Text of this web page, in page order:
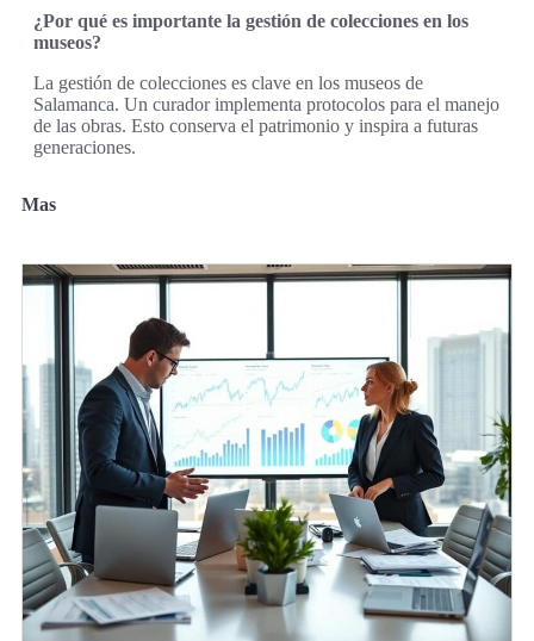
¿Por qué es importante la gestión de colecciones en los
museos?
La gestión de colecciones es clave en los museos de
Salamanca. Un curador implementa protocolos para el manejo
de las obras. Esto conserva el patrimonio y inspira a futuras
generaciones.
Mas